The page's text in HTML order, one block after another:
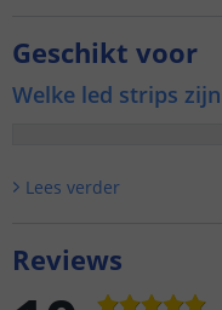
Geschikt voor
Welke led strips
Lees verder
Reviews